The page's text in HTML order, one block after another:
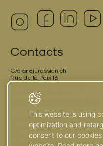
Contacts
C/o arcjurassien.ch
Rue de la Paix 13
+41 (0)32 889 76 20
france.terrier@arc-horloger.org
C/o Grand Besançon Métropole
La City - 4, rue Gabriel-Plançon
25043 Besançon
+33 (0)3 81 87 89 80
This website is using
optimization and
consent to our